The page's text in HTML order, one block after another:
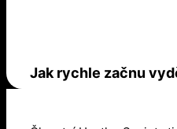
Jak rychle začnu